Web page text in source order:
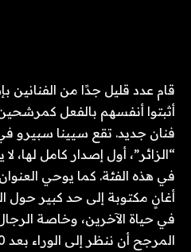
قام عدد قليل جدًا من الفنانين
أثبتوا أنفسهم بالفعل
فنان جديد. تقع سيينا سبيرو
“الزائر”، أول إصدار كامل لها،
في هذه الفئة. كما يوحي
أغانٍ مكتوبة إلى حد كبير
في حياة الآخرين، وخاصة